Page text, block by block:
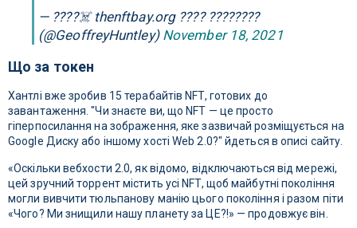
— ????‍☠️ thenftbay.org ???? ????????
(@GeoffreyHuntley) November 18, 2021
Що за токен
Хантлі вже зробив 15 терабайтів NFT, готових до
завантаження. "Чи знаєте ви, що NFT — це просто
гіперпосилання на зображення, яке зазвичай розміщується на
Google Диску або іншому хості Web 2.0?" йдеться в описі сайту.
«Оскільки вебхости 2.0, як відомо, відключаються від мережі,
цей зручний торрент містить усі NFT, щоб майбутні покоління
могли вивчити тюльпанову манію цього покоління і разом піти
«Чого? Ми знищили нашу планету за ЦЕ?!» — продовжує він.